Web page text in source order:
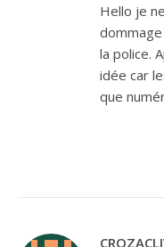
Hello je
la police.
idée car
que